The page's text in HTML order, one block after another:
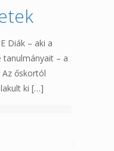
Diák – aki a
tanulmányait – a
Az őskortól
ki […]